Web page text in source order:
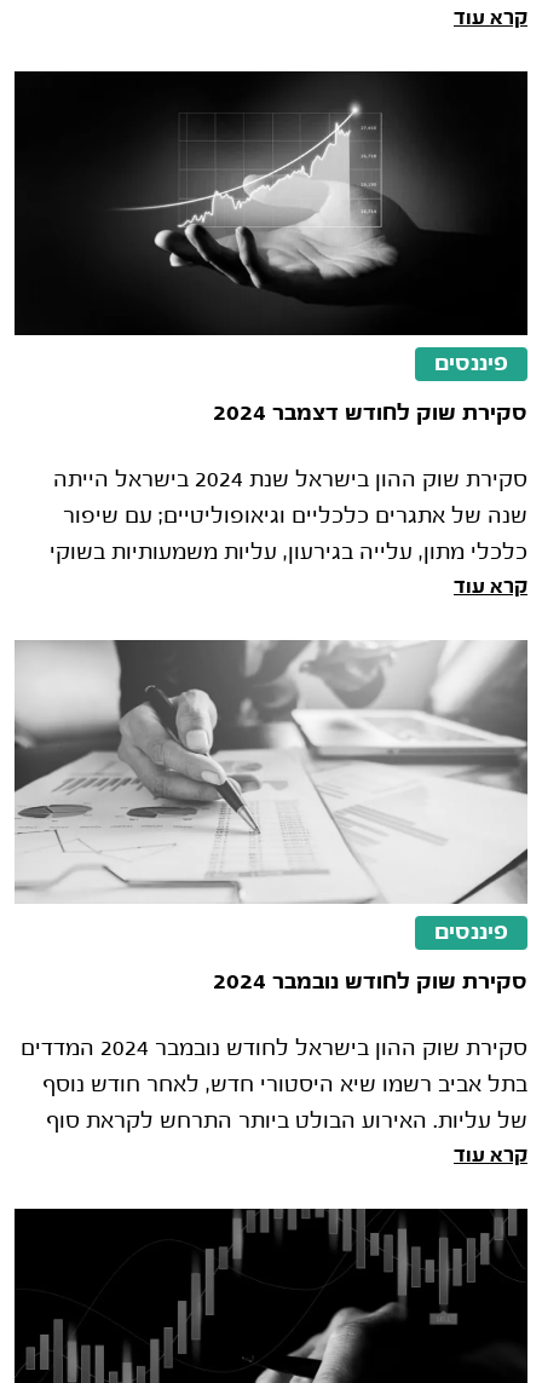
ריבית - בנק ישראל הותיר את הריבי�
קרא עוד
פיננסים
סקירת שוק לחודש דצמבר 2024
סקירת שוק ההון בישראל שנת 2024 בישראל הייתה
שנה של אתגרים כלכליים וגיאופוליטיים; עם שיפור
כלכלי מתון, עלייה בגירעון, עליות משמעותיות בשוקי
ההון והתמודדות מתמשכת עם ה�
קרא עוד
פיננסים
סקירת שוק לחודש נובמבר 2024
סקירת שוק ההון בישראל לחודש נובמבר 2024 המדדים
בתל אביב רשמו שיא היסטורי חדש, לאחר חודש נוסף
של עליות. האירוע הבולט ביותר התרחש לקראת סוף
החודש, כאשר נחתמה הפסק�
קרא עוד